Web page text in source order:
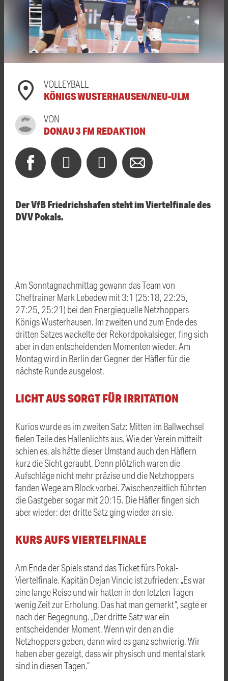
VOLLEYBALL
KÖNIGS WUSTERHAUSEN/NEU-ULM
VON
DONAU 3 FM REDAKTION
Der VfB Friedrichshafen steht im Viertelfinale des
DVV Pokals.
Am Sonntagnachmittag gewann das Team von
Cheftrainer Mark Lebedew mit 3:1 (25:18, 22:25,
27:25, 25:21) bei den Energiequelle Netzhoppers
Königs Wusterhausen. Im zweiten und zum Ende des
dritten Satzes wackelte der Rekordpokalsieger, fing sich
aber in den entscheidenden Momenten wieder. Am
Montag wird in Berlin der Gegner der Häfler für die
nächste Runde ausgelost.
LICHT AUS SORGT FÜR IRRITATION
Kurios wurde es im zweiten Satz: Mitten im Ballwechsel
fielen Teile des Hallenlichts aus. Wie der Verein mitteilt
schien es, als hätte dieser Umstand auch den Häflern
kurz die Sicht geraubt. Denn plötzlich waren die
Aufschläge nicht mehr präzise und die Netzhoppers
fanden Wege am Block vorbei. Zwischenzeitlich führten
die Gastgeber sogar mit 20:15. Die Häfler fingen sich
aber wieder: der dritte Satz ging wieder an sie.
KURS AUFS VIERTELFINALE
Am Ende der Spiels stand das Ticket fürs Pokal-
Viertelfinale. Kapitän Dejan Vincic ist zufrieden: „Es war
eine lange Reise und wir hatten in den letzten Tagen
wenig Zeit zur Erholung. Das hat man gemerkt“, sagte er
nach der Begegnung. „Der dritte Satz war ein
entscheidender Moment. Wenn wir den an die
Netzhoppers geben, dann wird es ganz schwierig. Wir
haben aber gezeigt, dass wir physisch und mental stark
sind in diesen Tagen.“